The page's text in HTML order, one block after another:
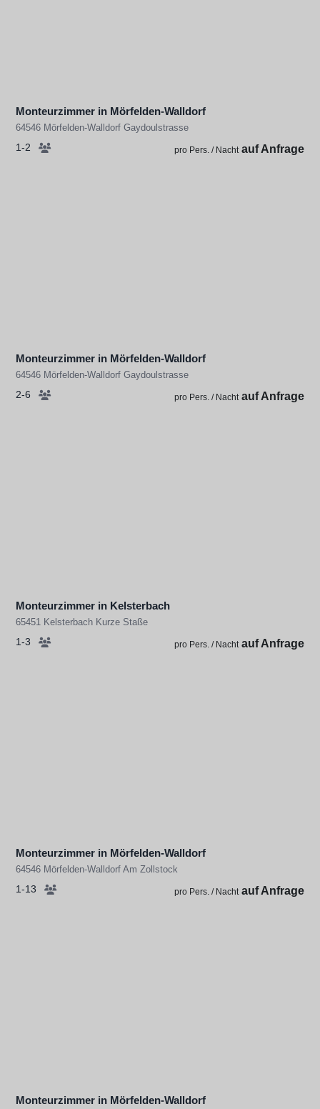
Monteurzimmer in Mörfelden-Walldorf
64546 Mörfelden-Walldorf Gaydoulstrasse
1-2 pro Pers. / Nacht auf Anfrage
Monteurzimmer in Mörfelden-Walldorf
64546 Mörfelden-Walldorf Gaydoulstrasse
2-6 pro Pers. / Nacht auf Anfrage
Monteurzimmer in Kelsterbach
65451 Kelsterbach Kurze Staße
1-3 pro Pers. / Nacht auf Anfrage
Monteurzimmer in Mörfelden-Walldorf
64546 Mörfelden-Walldorf Am Zollstock
1-13 pro Pers. / Nacht auf Anfrage
Monteurzimmer in Mörfelden-Walldorf